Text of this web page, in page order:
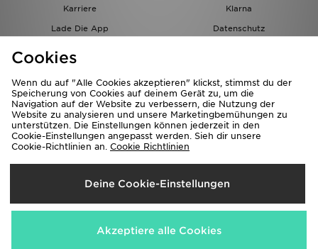
Karriere
Klarna
Lade Die App
Datenschutz
Lieferung Nach
Österreich
Wir akzeptieren folgende Zahlungsmethoden
Cookies
Wenn du auf "Alle Cookies akzeptieren" klickst, stimmst du der
Speicherung von Cookies auf deinem Gerät zu, um die
Navigation auf der Website zu verbessern, die Nutzung der
Website zu analysieren und unsere Marketingbemühungen zu
unterstützen. Die Einstellungen können jederzeit in den
Cookie-Einstellungen angepasst werden. Sieh dir unsere
Cookie-Richtlinien an. Cookie Richtlinien
Deine Cookie-Einstellungen
Akzeptiere alle Cookies